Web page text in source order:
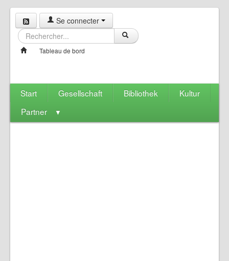
Se connecter
Tableau de bord
Start Gesellschaft Bibliothek
Kultur
Partner
▼